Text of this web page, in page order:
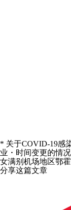
* 关于COVID-19感
业・时间变更的情
女满别机场地区鄂
分享这篇文章